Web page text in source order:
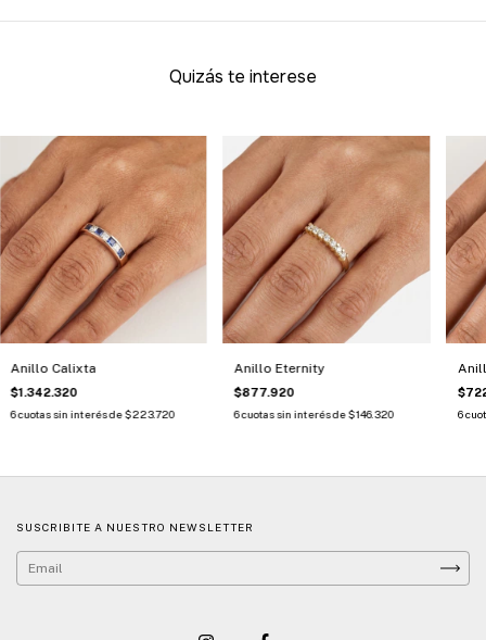
Quizás te interese
Anillo Calixta
$1.342.320
6cuotas sin interés de$223.720
Anillo Eternity
$877.920
6cuotas sin interés de$146.320
6
SUSCRIBITE A NUESTRO NEWSLETTER